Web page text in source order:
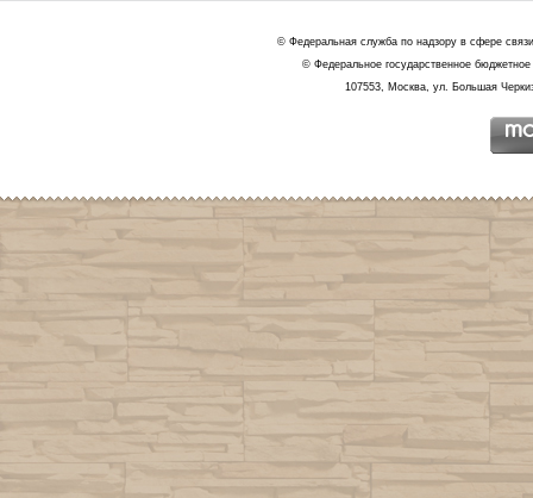
© Федеральная служба по надзору в сфере
© Федеральное государственное
107553, Москва, ул. Большая